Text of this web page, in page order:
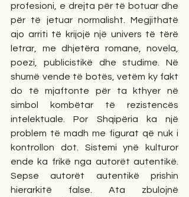
profesioni, e drejta për të botuar dhe
për të jetuar normalisht. Megjithatë
ajo arriti të krijojë një univers të tërë
letrar, me dhjetëra romane, novela,
poezi, publicistikë dhe studime. Në
shumë vende të botës, vetëm ky fakt
do të mjaftonte për ta kthyer në
simbol kombëtar të rezistencës
intelektuale. Por Shqipëria ka një
problem të madh me figurat që nuk i
kontrollon dot. Sistemi ynë kulturor
ende ka frikë nga autorët autentikë.
Sepse autorët autentikë prishin
hierarkitë false. Ata zbulojnë